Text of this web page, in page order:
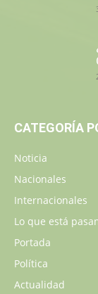
CATEGORÍA
Noticia
Nacionales
Internacionales
Lo que está
Portada
Política
Actualidad